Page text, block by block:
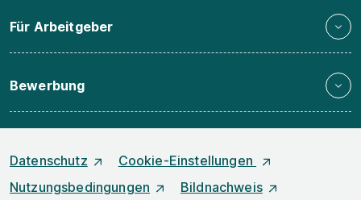
Für Arbeitgeber
Bewerbung
Datenschutz
Cookie-Einstellungen
Nutzungsbedingungen
Bildnachweis